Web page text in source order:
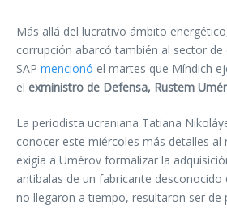
Más allá del lucrativo ámbito
corrupción abarcó también al sector de
SAP mencionó el martes que Míndich
el exministro de Defensa, Rustem
La periodista ucraniana Tatiana
conocer este miércoles más detalles al
exigía a Umérov formalizar la
antibalas de un fabricante desconocido
no llegaron a tiempo, resultaron ser de